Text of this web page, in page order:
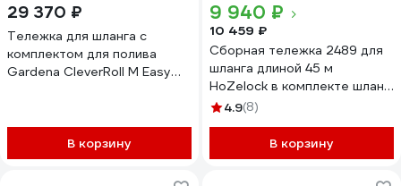
29 370 ₽
Тележка для шланга с
комплектом для полива
Gardena CleverRoll M Easy
В корзину
9 940 ₽
10 459 ₽
Сборная тележка 2489 для
шланга длиной 45 м
HoZelock в комплекте шланг
Select 12.5 мм, 20 м
4.9(8)
В корзину